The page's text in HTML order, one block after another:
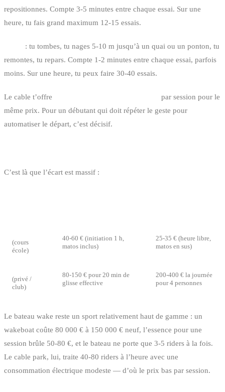
repositionnes. Compte 3-5 minutes entre chaque essai. Sur une
heure, tu fais grand maximum 12-15 essais.
: tu tombes, tu nages 5-10 m jusqu’à un quai ou un ponton, tu
remontes, tu repars. Compte 1-2 minutes entre chaque essai, parfois
moins. Sur une heure, tu peux faire 30-40 essais.
Le cable t’offre
par session pour le
même prix. Pour un débutant qui doit répéter le geste pour
automatiser le départ, c’est décisif.
C’est là que l’écart est massif :
(cours
école)
40-60 € (initiation 1 h,
matos inclus)
25-35 € (heure libre,
matos en sus)
(privé /
club)
80-150 € pour 20 min de
glisse effective
200-400 € la journée
pour 4 personnes
Le bateau wake reste un sport relativement haut de gamme : un
wakeboat coûte 80 000 € à 150 000 € neuf, l’essence pour une
session brûle 50-80 €, et le bateau ne porte que 3-5 riders à la fois.
Le cable park, lui, traite 40-80 riders à l’heure avec une
consommation électrique modeste — d’où le prix bas par session.